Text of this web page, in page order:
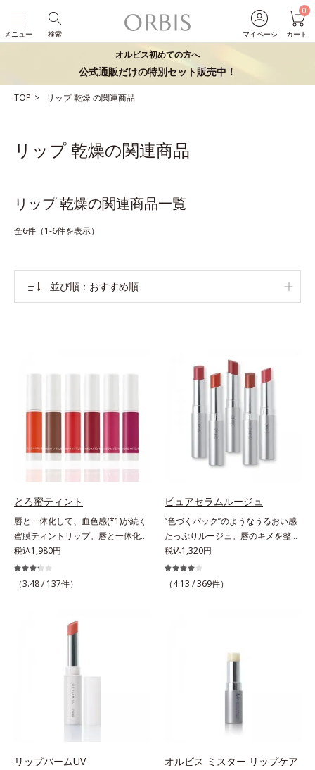
マイページ
0
カート
検索
メニュー
オルビス初めての方へ
公式通販だけの特別セット販売中！
TOP リップ乾燥の関連商品
リップ 乾燥の関連商品
リップ 乾燥の関連商品一覧
全6件（1-6件を表示）
並び順 おすすめ順
とろ蜜ティント
唇と一体化して、血色感(*1)が続く
蜜膜ティントリップ。唇と一体化し
て色落ちしにくいティント処方とう
るおいを両立した、ティントリップ
です。色が長時間唇に密着するオイ
みずしい発色が続きます。また色素
による唇の乾燥を防ぐため、一部の
施し、さらに3種のうるおい・保護
成分(*5)も配合。しっとり感をキー
プし、ぷるんとした唇に。さっとひ
と塗りするだけで、くすみやすい大
人の肌に血色感を与え、唇を自然に
美しく彩る色設計です。*1 メイク
効果による*2 水添ポリイソブテン
税込1,980円
（3.48 / 137件）
ピュアセラムルージュ
“色づくパック”のようなうるおい感
たっぷりルージュ。唇のキメを整え
リップの土台をつくり鮮やかな発色
を叶えます。唇にたっぷりうるおい
を与えながら鮮やかに色づく、スキ
解決(*1)する「リップトリートメン
均一な質感に整った唇にのせること
でより美しく色づく「クリアカラー
み物の水分を取り込んでリップの密
(*4）」で、マスクに色移りもしに
税込1,320円
（4.13 /369件）
リップバームUV
オルビス ミスター リップケア